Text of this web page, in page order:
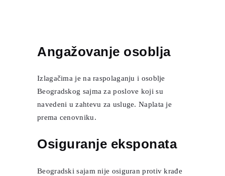
Angažovanje osoblja
Izlagačima je na raspolaganju i osoblje
Beogradskog sajma za poslove koji su
navedeni u zahtevu za usluge. Naplata je
prema cenovniku.
Osiguranje eksponata
Beogradski sajam nije osiguran protiv krađe